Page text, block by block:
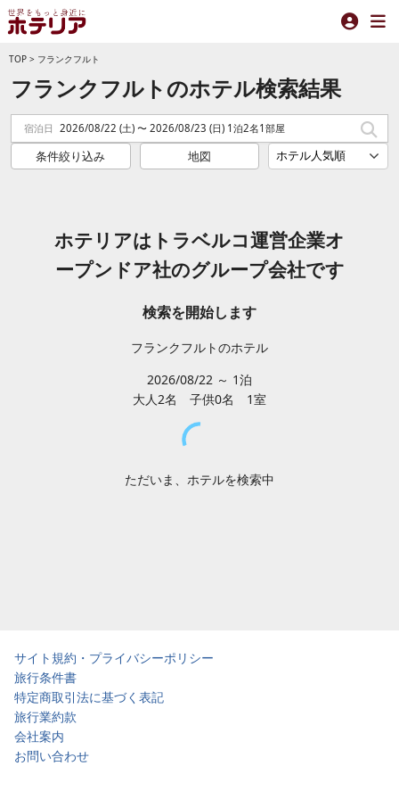
TOP > フランクフルト
フランクフルトのホテル検索結果
宿泊日 2026/08/22 (土) 〜 2026/08/23 (日) 1泊2名1部屋
条件絞り込み 地図
ホテリアはトラベルコ運営企業オ
ープンドア社のグループ会社です
検索を開始します
フランクフルトのホテル
2026/08/22 ～ 1泊
大人2名 子供0名 1室
ただいま、ホテルを検索中
サイト規約・プライバシーポリシー
旅行条件書
特定商取引法に基づく表記
旅行業約款
会社案内
お問い合わせ